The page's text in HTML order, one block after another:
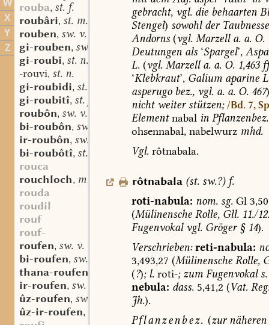
W
X
Y
Z
rouba, st. f.
roubâri, st. m.
rouben, sw. v.
gi-rouben, sw. v.
gi-roubi, st. n.
-rouvi, st. n.
gi-roubidi, st. n.
gi-roubitî, st. f.
roubôn, sw. v.
bi-roubôn, sw. v.
ir-roubôn, sw. v.
bi-roubôtî, st. f.
rouca
rouchloch, mhd. st. n.
rouda
roudil
rouf
rouf-
roufen, sw. v.
bi-roufen, sw. v.
thana-roufen
ir-roufen, sw. v.
ûz-roufen, sw. v.
ûz-ir-roufen,
gebracht,vgl.diebehaarten
Stengel) sowohlder
Andorns (vgl.Marzella.a.O.
Deutungenals‘Spargel’,
L.(vgl.Marzella.a.O.1,463
‘Klebkraut’, Galiumaparine
asperugobez.,vgl.a.a.O.467)
nichtweiterstützen; /Bd. 7,
Elementnabal inPflanzenbez.
ohsennabal,nabelwurz mhd.
Vgl.rôtnabala.
rôtnabala (st. sw.?) f.
roti-nabula: nom.sg.Gl
(MülinenscheRolle, Gll.11./12.
Fugenvokalvgl.Gröger§14).
Verschrieben: reti-nabula:
3,493,27 (MülinenscheRolle,
(?);l.roti-;zumFugenvokal s.
nebula: dass.5,41,2 (Vat.
Jh.).
Pflanzenbez. (zurnäheren